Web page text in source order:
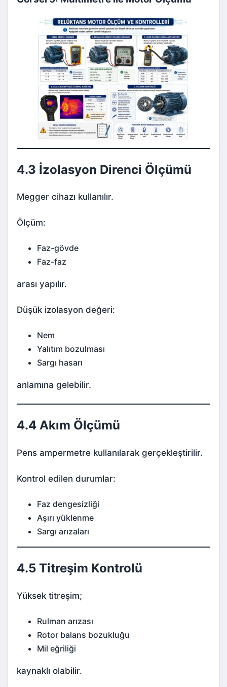
4.3 İzolasyon Direnci Ölçümü
Megger cihazı kullanılır.
Ölçüm:
Faz-gövde
Faz-faz
arası yapılır.
Düşük izolasyon değeri:
Nem
Yalıtım bozulması
Sargı hasarı
anlamına gelebilir.
4.4 Akım Ölçümü
Pens ampermetre kullanılarak gerçekleştirilir.
Kontrol edilen durumlar:
Faz dengesizliği
Aşırı yüklenme
Sargı arızaları
4.5 Titreşim Kontrolü
Yüksek titreşim;
Rulman arızası
Rotor balans bozukluğu
Mil eğriliği
kaynaklı olabilir.